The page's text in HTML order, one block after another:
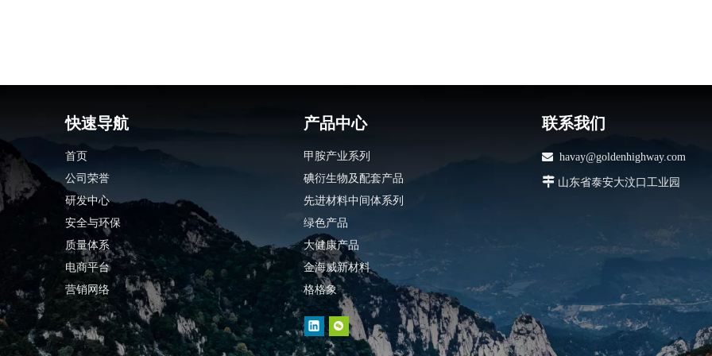
快速导航
首页
公司荣誉
研发中心
安全与环保
质量体系
电商平台
营销网络
产品中心
甲胺产业系列
碘衍生物及配套产品
先进材料中间体系列
绿色产品
大健康产品
金海威新材料
格格象
联系我们
 havay@goldenhighway.com
 山东省泰安大汶口工业园